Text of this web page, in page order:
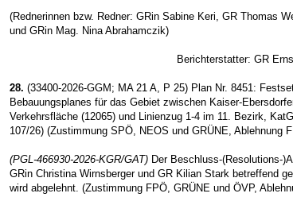
(Rednerinnen bzw. Redner: GRin Sabine Keri, GR Thomas
und GRin Mag. Nina Abrahamczik)
Berichterstatter: GR
28. (33400-2026-GGM; MA 21 A, P 25) Plan Nr. 8451:
Bebauungsplanes für das Gebiet zwischen Kaiser-
Verkehrsfläche (12065) und Linienzug 1-4 im 11. Bezirk,
107/26) (Zustimmung SPÖ, NEOS und GRÜNE, Ablehnung
(PGL-466930-2026-KGR/GAT)Der Beschluss-(Resolutions-
GRin Christina Wirnsberger und GR Kilian Stark betreffend
wird abgelehnt. (Zustimmung FPÖ, GRÜNE und ÖVP,